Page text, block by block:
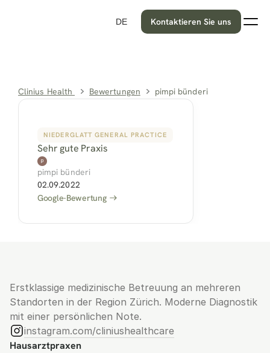
DE Kontaktieren Sie uns
Clinius Health Bewertungen pimpi bünderi
NIEDERGLATT GENERAL PRACTICE
Sehr gute Praxis
pimpi bünderi
02.09.2022
Google-Bewertung
Erstklassige medizinische Betreuung an mehreren
Standorten in der Region Zürich. Moderne Diagnostik
mit einer persönlichen Note.
instagram.com/cliniushealthcare
Hausarztpraxen